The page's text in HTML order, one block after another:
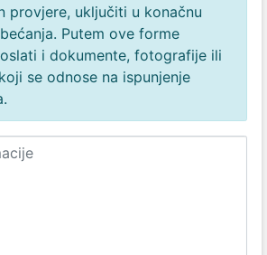
provjere, uključiti u konačnu
Putem ove forme
i dokumente, fotografije ili
se odnose na ispunjenje